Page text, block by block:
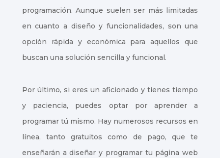
programación. Aunque suelen ser más limitadas
en cuanto a diseño y funcionalidades, son una
opción rápida y económica para aquellos que
buscan una solución sencilla y funcional.
Por último, si eres un aficionado y tienes tiempo
y paciencia, puedes optar por aprender a
programar tú mismo. Hay numerosos recursos en
línea, tanto gratuitos como de pago, que te
enseñarán a diseñar y programar tu página web